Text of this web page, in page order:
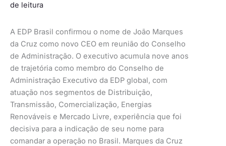
de leitura
A EDP Brasil confirmou o nome de João Marques
da Cruz como novo CEO em reunião do Conselho
de Administração. O executivo acumula nove anos
de trajetória como membro do Conselho de
Administração Executivo da EDP global, com
atuação nos segmentos de Distribuição,
Transmissão, Comercialização, Energias
Renováveis e Mercado Livre, experiência que foi
decisiva para a indicação de seu nome para
comandar a operação no Brasil. Marques da Cruz